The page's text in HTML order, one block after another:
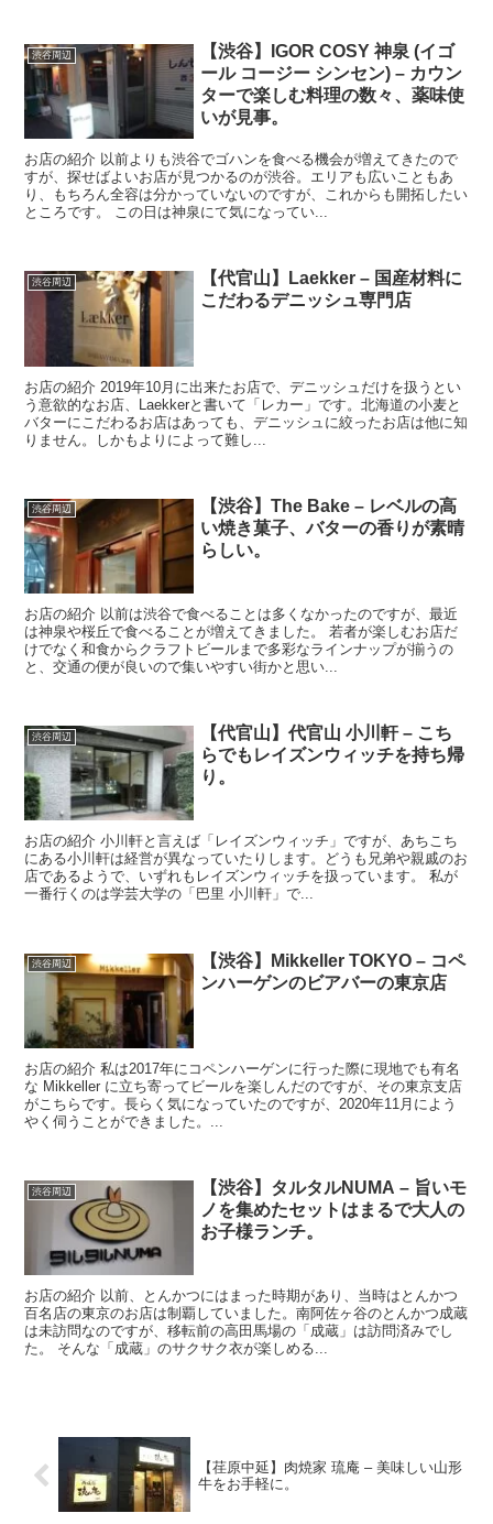
渋谷周辺
【渋谷】IGOR COSY 神泉 (イゴ
ール コージー シンセン) – カウン
ターで楽しむ料理の数々、薬味使
いが見事。
お店の紹介 以前よりも渋谷でゴハンを食べる機会が増えてきたので
すが、探せばよいお店が見つかるのが渋谷。エリアも広いこともあ
り、もちろん全容は分かっていないのですが、これからも開拓したい
ところです。 この日は神泉にて気になってい...
渋谷周辺
【代官山】Laekker – 国産材料に
こだわるデニッシュ専門店
お店の紹介 2019年10月に出来たお店で、デニッシュだけを扱うとい
う意欲的なお店、Laekkerと書いて「レカー」です。北海道の小麦と
バターにこだわるお店はあっても、デニッシュに絞ったお店は他に知
りません。しかもよりによって難し...
渋谷周辺
【渋谷】The Bake – レベルの高
い焼き菓子、バターの香りが素晴
らしい。
お店の紹介 以前は渋谷で食べることは多くなかったのですが、最近
は神泉や桜丘で食べることが増えてきました。 若者が楽しむお店だ
けでなく和食からクラフトビールまで多彩なラインナップが揃うの
と、交通の便が良いので集いやすい街かと思い...
渋谷周辺
【代官山】代官山 小川軒 – こち
らでもレイズンウィッチを持ち帰
り。
お店の紹介 小川軒と言えば「レイズンウィッチ」ですが、あちこち
にある小川軒は経営が異なっていたりします。どうも兄弟や親戚のお
店であるようで、いずれもレイズンウィッチを扱っています。 私が
一番行くのは学芸大学の「巴里 小川軒」で...
渋谷周辺
【渋谷】Mikkeller TOKYO – コペ
ンハーゲンのビアバーの東京店
お店の紹介 私は2017年にコペンハーゲンに行った際に現地でも有名
な Mikkeller に立ち寄ってビールを楽しんだのですが、その東京支店
がこちらです。長らく気になっていたのですが、2020年11月によう
やく伺うことができました。...
渋谷周辺
【渋谷】タルタルNUMA – 旨いモ
ノを集めたセットはまるで大人の
お子様ランチ。
お店の紹介 以前、とんかつにはまった時期があり、当時はとんかつ
百名店の東京のお店は制覇していました。南阿佐ヶ谷のとんかつ成蔵
は未訪問なのですが、移転前の高田馬場の「成蔵」は訪問済みでし
た。 そんな「成蔵」のサクサク衣が楽しめる...
【荏原中延】肉焼家 琉庵 – 美味しい山形
牛をお手軽に。